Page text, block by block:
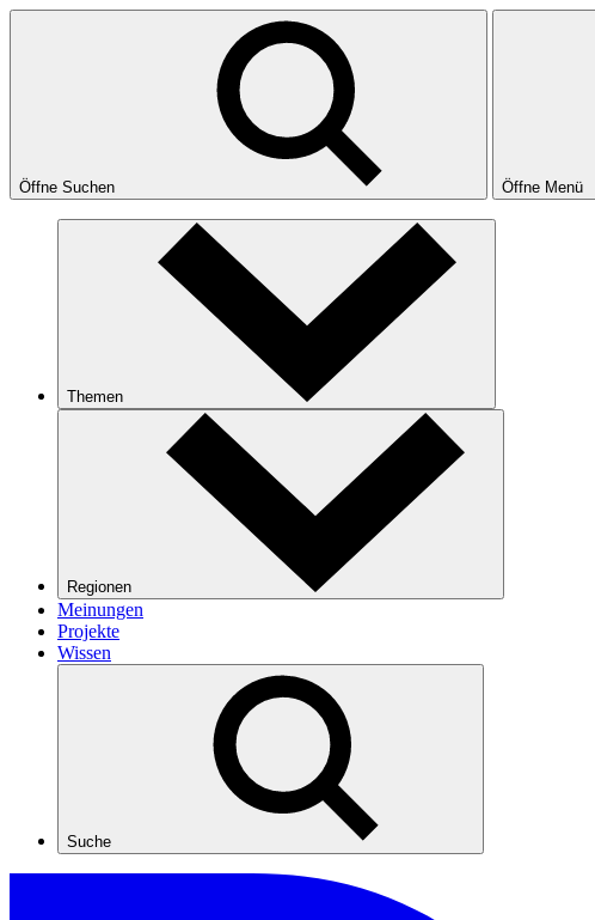
Öffne Suchen Öffne Menü
Themen
Regionen
Meinungen
Projekte
Wissen
Suche